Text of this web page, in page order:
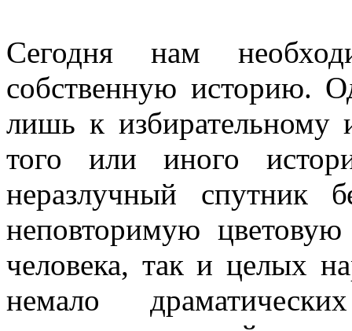
Сегодня нам
собственную историю.
лишь к
того или иного
неразлучный спутник
неповторимую
человека, так и целых
немало